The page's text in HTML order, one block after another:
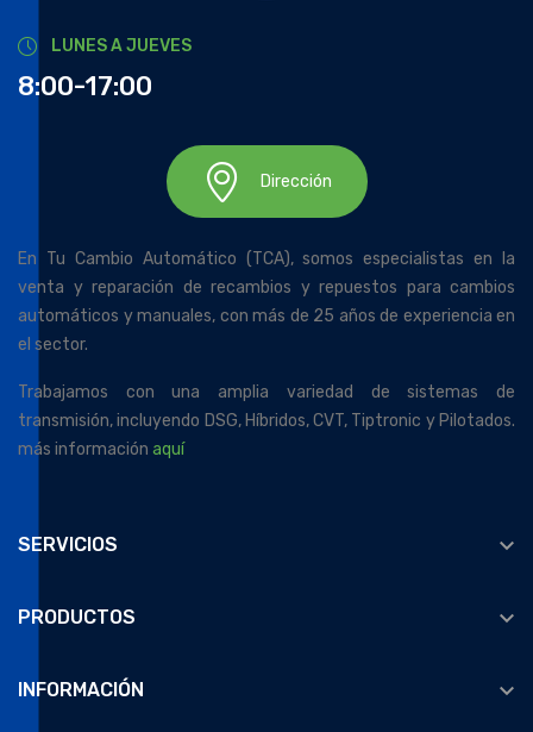
LUNES A JUEVES
8:00-17:00
Dirección
En Tu Cambio Automático (TCA), somos especialistas en la
venta y reparación de recambios y repuestos para cambios
automáticos y manuales, con más de 25 años de experiencia en
el sector.
Trabajamos con una amplia variedad de sistemas de
transmisión, incluyendo DSG, Híbridos, CVT, Tiptronic y Pilotados.
más información aquí
SERVICIOS 
PRODUCTOS 
INFORMACIÓN 